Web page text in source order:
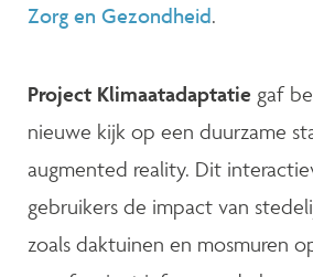
Zorg en Gezondheid.
Project Klimaatadaptatie gaf
nieuwe kijk op een duurzame
augmented reality. Dit
gebruikers de impact van
zoals daktuinen en mosmuren